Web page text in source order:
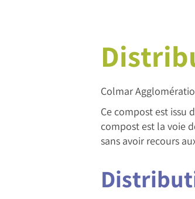
Colmar
Ce compost est issu
compost est la voie
sans avoir recours